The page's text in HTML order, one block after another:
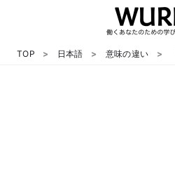
TOP 日本語 意味の違い